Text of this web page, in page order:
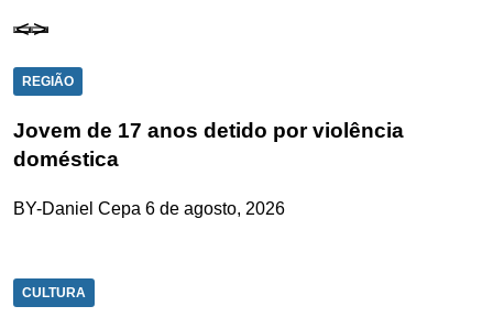
REGIÃO
Jovem de 17 anos detido por violência
doméstica
BY-Daniel Cepa 6 de agosto, 2026
CULTURA